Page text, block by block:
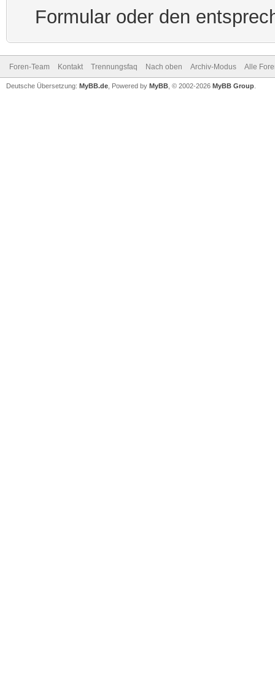
Formular oder den
Foren-Team Kontakt Trennungsfaq Nach oben Archiv-Modus Alle
Deutsche Übersetzung: MyBB.de , Powered by MyBB , © 2002-2026 MyBB Group